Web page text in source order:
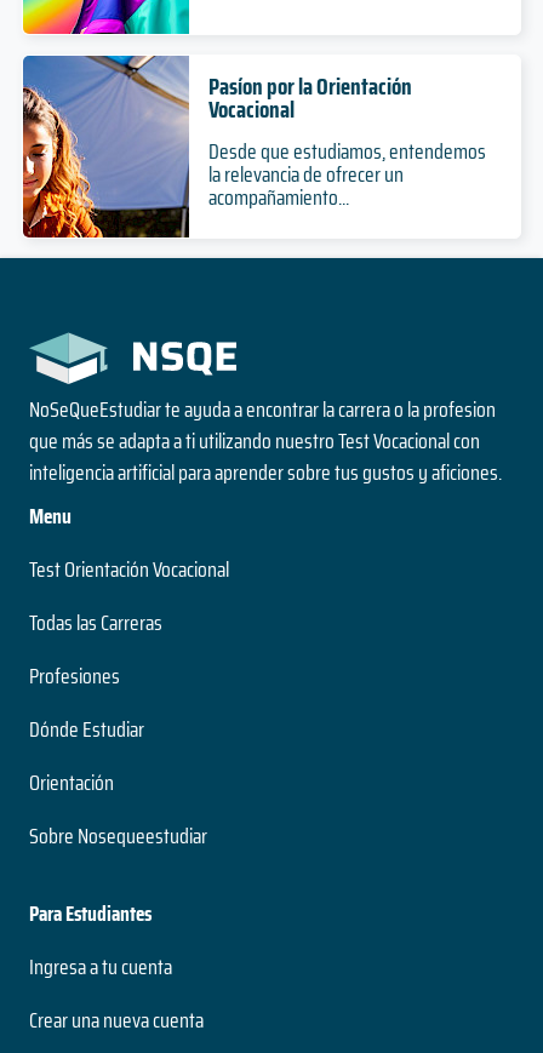
Pasíon por la Orientación
Vocacional
Desde que estudiamos, entendemos
la relevancia de ofrecer un
acompañamiento...
NoSeQueEstudiar te ayuda a encontrar la carrera o la profesion
que más se adapta a ti utilizando nuestro Test Vocacional con
inteligencia artificial para aprender sobre tus gustos y aficiones.
Menu
Test Orientación Vocacional
Todas las Carreras
Profesiones
Dónde Estudiar
Orientación
Sobre Nosequeestudiar
Para Estudiantes
Ingresa a tu cuenta
Crear una nueva cuenta